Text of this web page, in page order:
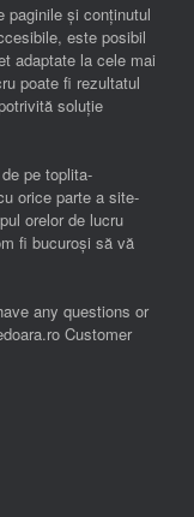
paginile și conținutul
este posibil
adaptate la cele mai
poate fi rezultatul
soluție
pe toplita-
orice parte a site-
orelor de lucru
fi bucuroși să vă
any questions or
Customer